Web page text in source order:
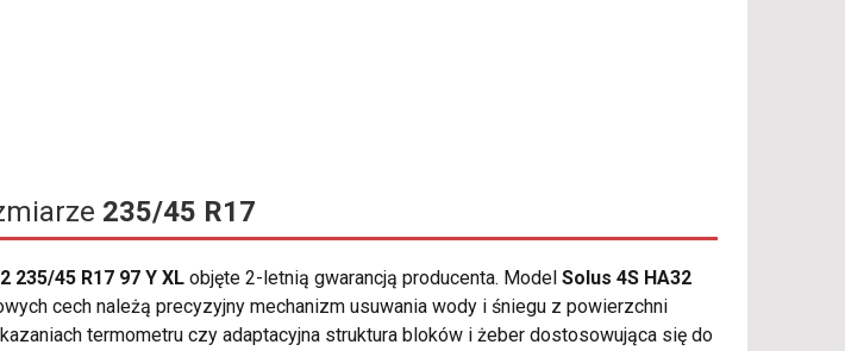
235/45 R17
235/45 R17 97 Y XL objęte 2-letnią gwarancją producenta. Model Solus 4S HA32
cech należą precyzyjny mechanizm usuwania wody i śniegu z powierzchni
termometru czy adaptacyjna struktura bloków i żeber dostosowująca się do